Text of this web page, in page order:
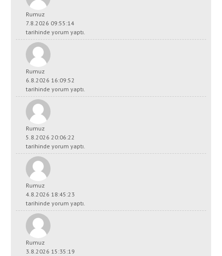
Rumuz
7.8.2026 09:55:14
tarihinde yorum yaptı.
Rumuz
6.8.2026 16:09:52
tarihinde yorum yaptı.
Rumuz
5.8.2026 20:06:22
tarihinde yorum yaptı.
Rumuz
4.8.2026 18:45:23
tarihinde yorum yaptı.
Rumuz
3.8.2026 15:35:19